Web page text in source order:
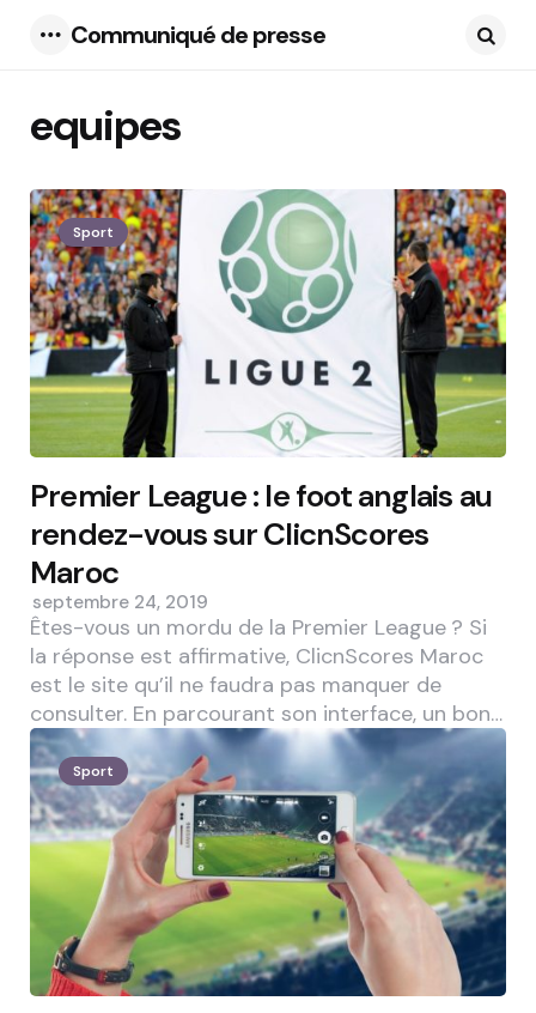
Communiqué de presse
equipes
Sport
Premier League : le foot anglais au
rendez-vous sur ClicnScores
Maroc
septembre 24, 2019
Êtes-vous un mordu de la Premier League ? Si
la réponse est affirmative, ClicnScores Maroc
est le site qu’il ne faudra pas manquer de
consulter. En parcourant son interface, un bon…
Sport